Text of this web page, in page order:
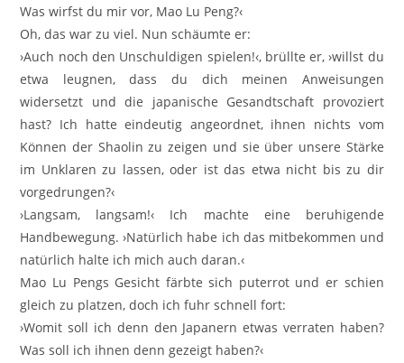
Was wirfst du mir vor, Mao Lu Peng?‹
Oh, das war zu viel. Nun schäumte er:
›Auch noch den Unschuldigen spielen!‹, brüllte er, ›willst du
etwa leugnen, dass du dich meinen Anweisungen
widersetzt und die japanische Gesandtschaft provoziert
hast? Ich hatte eindeutig angeordnet, ihnen nichts vom
Können der Shaolin zu zeigen und sie über unsere Stärke
im Unklaren zu lassen, oder ist das etwa nicht bis zu dir
vorgedrungen?‹
›Langsam, langsam!‹ Ich machte eine beruhigende
Handbewegung. ›Natürlich habe ich das mitbekommen und
natürlich halte ich mich auch daran.‹
Mao Lu Pengs Gesicht färbte sich puterrot und er schien
gleich zu platzen, doch ich fuhr schnell fort:
›Womit soll ich denn den Japanern etwas verraten haben?
Was soll ich ihnen denn gezeigt haben?‹